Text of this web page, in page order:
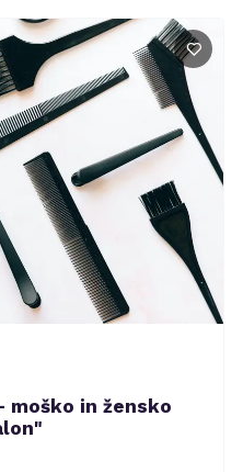
moško in žensko